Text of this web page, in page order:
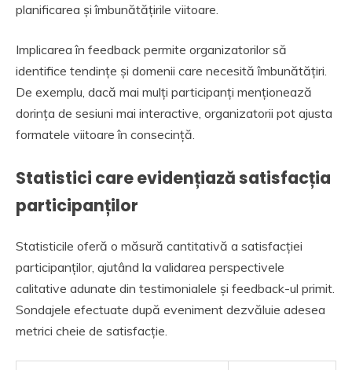
planificarea și îmbunătățirile viitoare.
Implicarea în feedback permite organizatorilor să
identifice tendințe și domenii care necesită îmbunătățiri.
De exemplu, dacă mai mulți participanți menționează
dorința de sesiuni mai interactive, organizatorii pot ajusta
formatele viitoare în consecință.
Statistici care evidențiază satisfacția
participanților
Statisticile oferă o măsură cantitativă a satisfacției
participanților, ajutând la validarea perspectivele
calitative adunate din testimonialele și feedback-ul primit.
Sondajele efectuate după eveniment dezvăluie adesea
metrici cheie de satisfacție.